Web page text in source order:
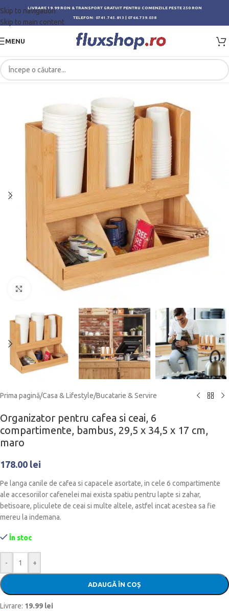
Skip to navigation
Skip to main content
LIVRARE 19.99 RON & TRANSPORT GRATUIT PENTRU COMENZILE PESTE 250 RON
TELEFON: 0741.745.813 0766.739.038
MENU
Click to enlarge
Prima pagină/Casa & Lifestyle/Bucatarie & Servire
Organizator pentru cafea si ceai, 6
compartimente, bambus, 29,5 x 34,5 x 17 cm,
maro
178.00 lei
Pe langa canile de cafea si capacele asortate, in cele 6 compartimente
ale accesoriilor cafenelei mai exista spatiu pentru lapte si zahar,
betisoare, pliculete de ceai si multe altele, astfel incat acestea sa fie
mereu la indemana.
În stoc
- +
ADAUGĂ ÎN COȘ
Livrare: 19.99 lei